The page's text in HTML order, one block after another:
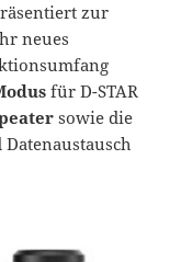
zur
neues
für D-STAR
sowie die